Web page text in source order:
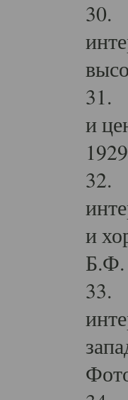
30.
31.
и
32.
и
Б.Ф.
33.